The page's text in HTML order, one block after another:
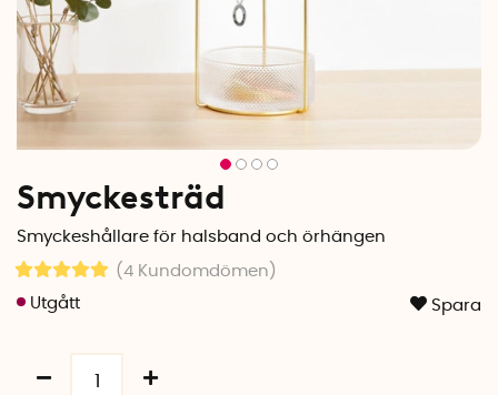
Smyckesträd
Smyckeshållare för halsband och örhängen
(4 Kundomdömen )
Spara